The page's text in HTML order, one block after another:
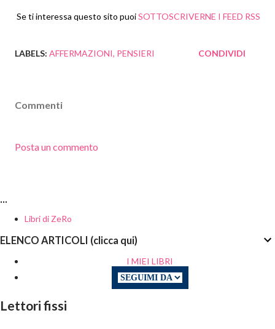
Se ti interessa questo sito puoiSOTTOSCRIVERNE I FEED RSS
LABELS: AFFERMAZIONI PENSIERI CONDIVIDI
Commenti
Posta un commento
...
Libri di ZeRo
ELENCO ARTICOLI (clicca qui)
I MIEI LIBRI
Lettori fissi